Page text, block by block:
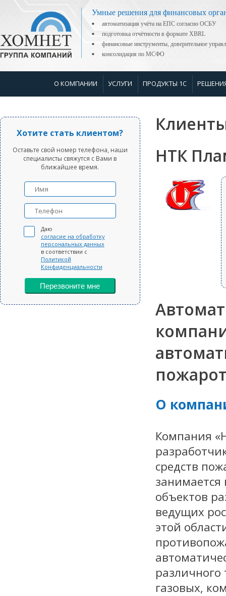
Умные решения для финансовых
автоматизация учёта на ЕПС согласно ОСБУ
подготовка отчётности в формате XBRL
финансовые инструменты, доверительное
консолидация по МСФО
О КОМПАНИИ УСЛУГИ ПРОДУКТЫ 1С
Хотите стать клиентом?
Оставьте свой номер телефона, наши
специалисты свяжутся с Вами в
ближайшее время.
Даю
согласие на обработку
персональных данных
в соответствии с
Политикой
Конфиденциальности
Перезвоните мне
НТК
О
Компания
средств
объектов
ведущих
этой
газовых,